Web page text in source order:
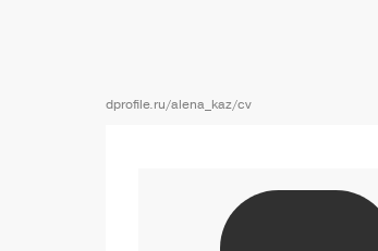
dprofile.ru/alena_kaz/cv
Ссылка на профиль